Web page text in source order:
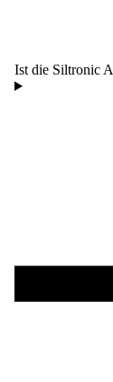
Ist die Siltronic